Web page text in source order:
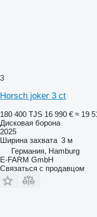
3
Horsch joker 3 ct
180 400 TJS 16 990 € ≈ 19
Дисковая борона
2025
Ширина захвата 3 м
Германия, Hamburg
E-FARM GmbH
Связаться с продавцом